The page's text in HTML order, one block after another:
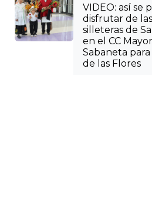
VIDEO: así se
disfrutar de
silleteras de
en el CC
Sabaneta para
de las Flores